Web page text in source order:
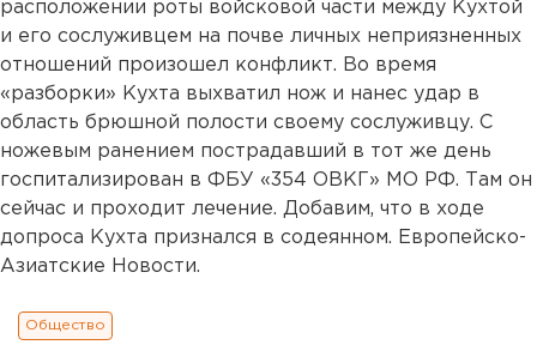
расположении роты войсковой части между Кухтой
и его сослуживцем на почве личных неприязненных
отношений произошел конфликт. Во время
«разборки» Кухта выхватил нож и нанес удар в
область брюшной полости своему сослуживцу. С
ножевым ранением пострадавший в тот же день
госпитализирован в ФБУ «354 ОВКГ» МО РФ. Там он
сейчас и проходит лечение. Добавим, что в ходе
допроса Кухта признался в содеянном. Европейско-
Азиатские Новости.
Общество